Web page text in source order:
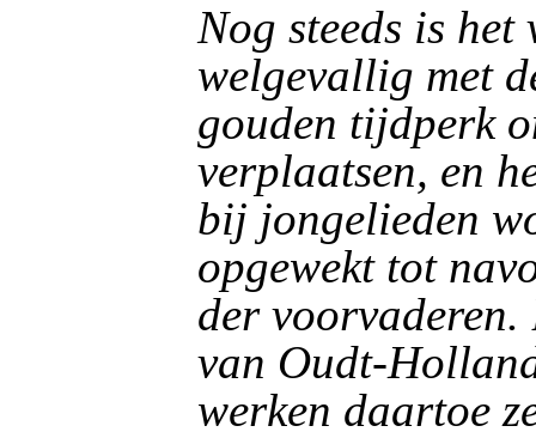
Nog steeds is
welgevallig met
gouden tijdperk
verplaatsen, en
bij jongelieden
opgewekt tot
der voorvaderen.
van Oudt-
werken daartoe